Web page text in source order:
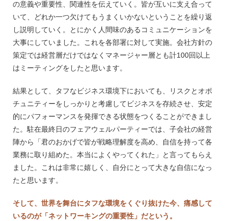
の意義や重要性、関連性を伝えていく。皆が互いに支え合って
いて、どれか一つ欠けてもうまくいかないということを繰り返
し説明していく。とにかく人間味のあるコミュニケーションを
大事にしていました。これを各部署に対して実施。会社方針の
策定では経営層だけではなくマネージャー層とも計100回以上
はミーティングをしたと思います。
結果として、タフなビジネス環境下においても、リスクとオポ
チュニティーをしっかりと考慮してビジネスを存続させ、安定
的にパフォーマンスを発揮できる状態をつくることができまし
た。駐在最終日のフェアウェルパーティーでは、子会社の経営
陣から「君のおかげで皆が戦略理解度を高め、自信を持って各
業務に取り組めた。本当によくやってくれた」と言ってもらえ
ました。これは非常に嬉しく、自分にとって大きな自信になっ
たと思います。
そして、世界を舞台にタフな環境をくぐり抜けた今、痛感して
いるのが「ネットワーキングの重要性」だという。